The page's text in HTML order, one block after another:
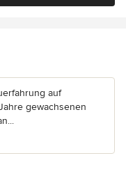
auf
gewachsenen